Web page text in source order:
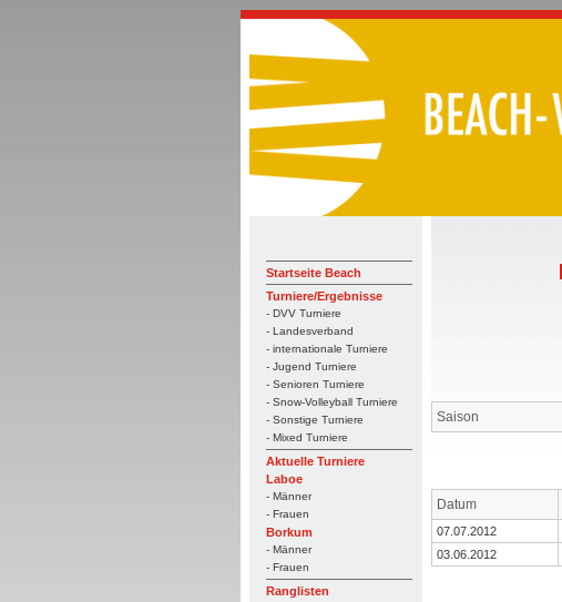
Startseite Beach
Turniere/Ergebnisse
- DVV Turniere
- Landesverband
- internationale Turniere
- Jugend Turniere
- Senioren Turniere
- Snow-Volleyball Turniere
- Sonstige Turniere
- Mixed Turniere
Aktuelle Turniere
Laboe
- Männer
- Frauen
Borkum
- Männer
- Frauen
Ranglisten
Saison
Datum
07.07.2012
03.06.2012